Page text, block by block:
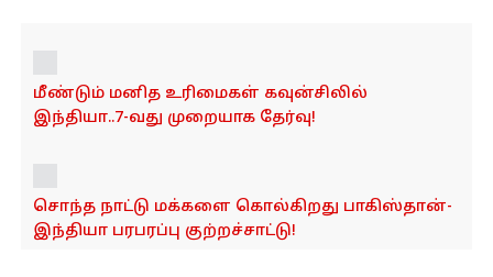
a
v
a
t
மீண்டும் மனித உரிமைகள் கவுன்சிலில்
இந்தியா..7-வது முறையாக தேர்வு!
சொந்த நாட்டு மக்களை கொல்கிறது பாகிஸ்தான்-
இந்தியா பரபரப்பு குற்றச்சாட்டு!